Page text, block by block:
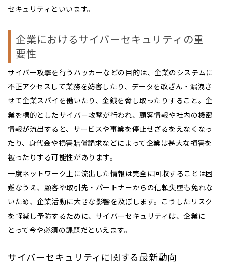
セキュリティといいます。
企業におけるサイバーセキュリティの重
要性
サイバー攻撃を行うハッカーなどの目的は、企業のシステムに
不正アクセスして業務を妨害したり、データを改ざん・漏洩さ
せて企業スパイを働いたり、金銭を脅し取ったりすること。企
業を標的としたサイバー攻撃が行われ、顧客情報や社内の機密
情報が流出すると、サービスや事業を停止せざるをえなくなっ
たり、身代金や損害賠償請求などによって企業は甚大な損害を
被ったりする可能性があります。
一度ネットワーク上に流出した情報は完全に回収することは困
難なうえ、顧客や取引先・パートナーからの信頼失墜も免れな
いため、企業活動に大きな影響を及ぼします。こうしたリスク
を軽減し予防するために、サイバーセキュリティは、企業に
とって今や必須の課題だといえます。
サイバーセキュリティに関する最新動向